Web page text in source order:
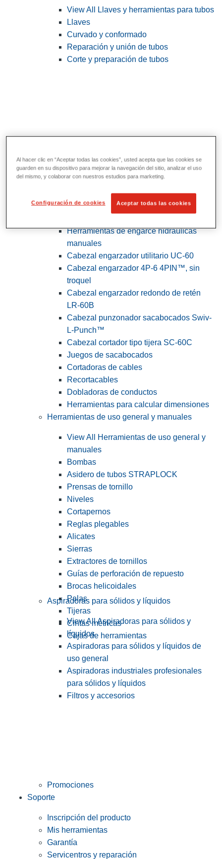
View All Llaves y herramientas para tubos
Llaves
Curvado y conformado
Reparación y unión de tubos
Corte y preparación de tubos
Herramientas de servicios públicos y de
View All Herramientas de servicios
Herramientas de engarce hidráulicas
manuales
Cabezal engarzador utilitario UC-60
Cabezal engarzador 4P-6 4PIN™, sin
troquel
Cabezal engarzador redondo de retén
LR-60B
Cabezal punzonador sacabocados Swiv-
L-Punch™
Cabezal cortador tipo tijera SC-60C
Juegos de sacabocados
Cortadoras de cables
Recortacables
Dobladoras de conductos
Herramientas para calcular dimensiones
Herramientas de uso general y manuales
View All Herramientas de uso general y
manuales
Bombas
Asidero de tubos STRAPLOCK
Prensas de tornillo
Niveles
Cortapernos
Reglas plegables
Alicates
Sierras
Extractores de tornillos
Guías de perforación de repuesto
Brocas helicoidales
Palas
Tijeras
Cintas métricas
Cajas de herramientas
Aspiradoras para sólidos y líquidos
View All Aspiradoras para sólidos y
líquidos
Aspiradoras para sólidos y líquidos de
uso general
Aspiradoras industriales profesionales
para sólidos y líquidos
Filtros y accesorios
Promociones
Soporte
Inscripción del producto
Mis herramientas
Garantía
Servicentros y reparación
Al hacer clic en “Aceptar todas las cookies”, usted acepta que las cookies se
guarden en su dispositivo para mejorar la navegación del sitio, analizar el uso
del mismo, y colaborar con nuestros estudios para marketing.
Configuración de cookies Aceptar todas las cookies